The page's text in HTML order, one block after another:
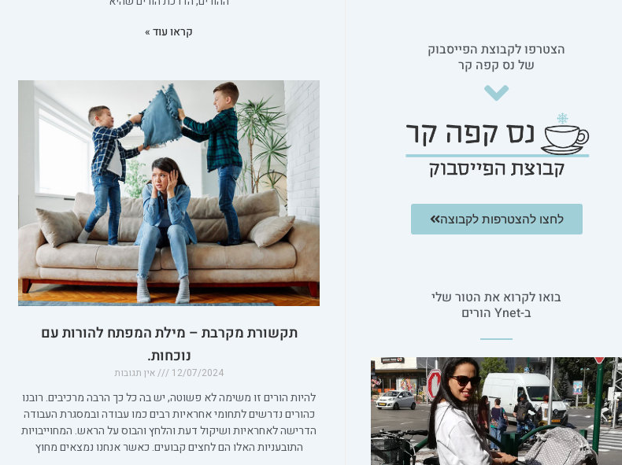
הצטרפו לקבוצת הפייסבוק
של נס קפה קר
לחצו להצטרפות לקבוצה
בואו לקרוא את הטור שלי
ב-Ynet הורים
קראו עוד »
תקשורת מקרבת – מילת המפתח להורות עם
נוכחות.
12/07/2024 אין תגובות
להיות הורים זו משימה לא פשוטה, יש בה כל כך הרבה מרכיבים. רובנו
כהורים נדרשים לתחומי אחראיות רבים כמו עבודה ובמסגרת העבודה
הדרישה לאחראיות ושיקול דעת והלחץ והבוס על הראש. המחוייבויות
התובעניות האלו הם לחצים קבועים. כאשר אנחנו נמצאים מחוץ